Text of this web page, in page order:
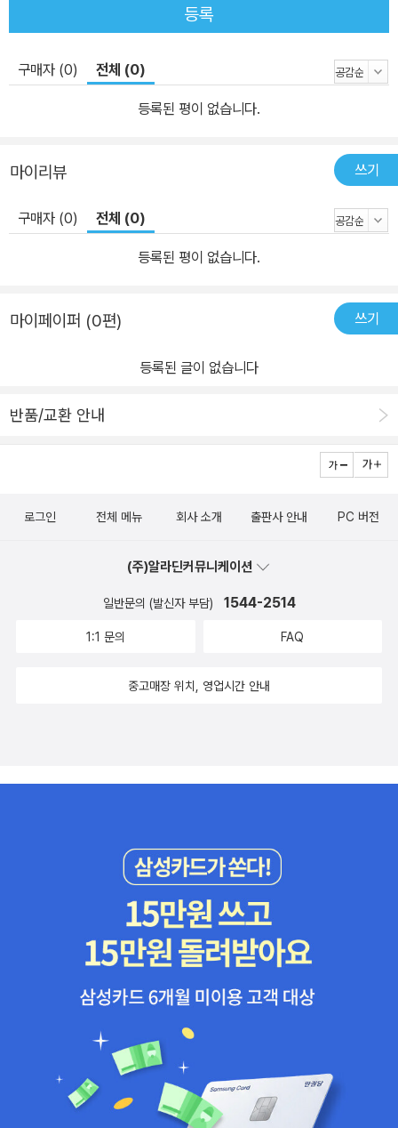
등록
구매자 (0) 전체 (0)
등록된 평이 없습니다.
마이리뷰 쓰기
구매자 (0) 전체 (0)
등록된 평이 없습니다.
마이페이퍼 (0편) 쓰기
등록된 글이 없습니다
반품/교환 안내
로그인 전체 메뉴 회사 소개 출판사 안내 PC 버전
(주)알라딘커뮤니케이션
일반문의 (발신자 부담) 1544-2514
1:1 문의 FAQ
중고매장 위치, 영업시간 안내